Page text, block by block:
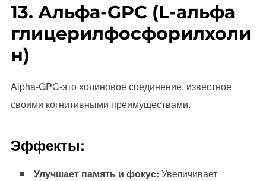
13. Альфа-GPC (L-альфа
глицерилфосфорилхоли
н)
Alpha-GPC-это холиновое соединение, известное
своими когнитивными преимуществами.
Эффекты:
Улучшает память и фокус: Увеличивает